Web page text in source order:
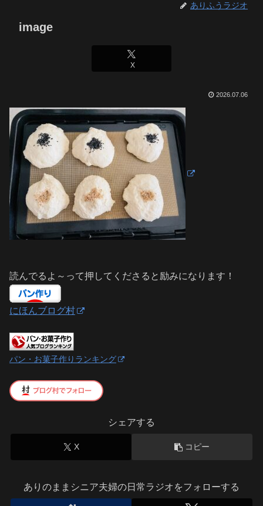
ありふうラジオ
image
X
2026.07.06
読んでるよ～って押してくださると励みになります！
にほんブログ村
パン・お菓子作りランキング
シェアする
X コピー
ありのままシニア夫婦の日常ラジオをフォローする